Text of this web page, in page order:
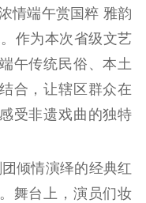
研究阐释
成果集萃
资料下载
情端午赏国粹 雅韵
作为本次省级文艺
午传统民俗、本土
合，让辖区群众在
受非遗戏曲的独特
倾情演绎的经典红
舞台上，演员们妆